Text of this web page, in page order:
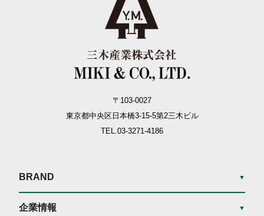
〒103-0027
東京都中央区日本橋3-15-5第2三木ビル
TEL.03-3271-4186
BRAND ▼
企業情報 ▼